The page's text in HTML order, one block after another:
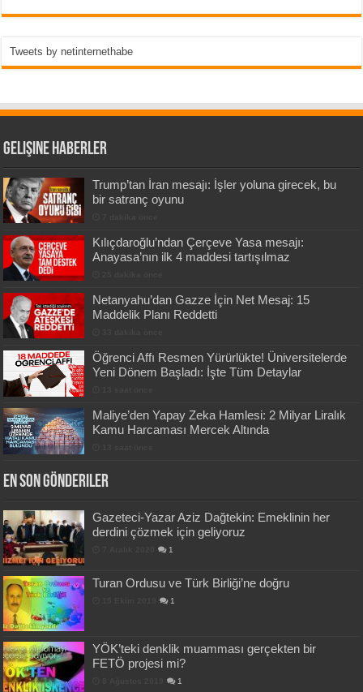
Tweets by netinternethabe
Gelişine Haberler
Trump’tan İran mesajı: İşler yoluna girecek, bu
bir satranç oyunu
Kılıçdaroğlu’ndan Çerçeve Yasa mesajı:
Anayasa’nın ilk 4 maddesi tartışılmaz
Netanyahu’dan Gazze İçin Net Mesaj: 15
Maddelik Planı Reddetti
Öğrenci Affı Resmen Yürürlükte! Üniversitelerde
Yeni Dönem Başladı: İşte Tüm Detaylar
Maliye’den Yapay Zeka Hamlesi: 2 Milyar Liralık
Kamu Harcaması Mercek Altında
En Son Gönderiler
Gazeteci-Yazar Aziz Dağtekin: Emeklinin her
derdini çözmek için geliyoruz
1
Turan Ordusu ve Türk Birliği’ne doğru
1
YÖK’teki denklik muamması gerçekten bir
FETÖ projesi mi?
1